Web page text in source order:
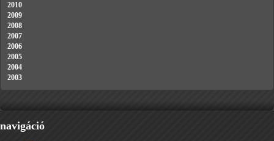
2010
2009
2008
2007
2006
2005
2004
2003
navigáció